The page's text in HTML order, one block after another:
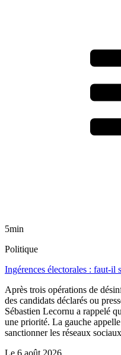
5min
Politique
Ingérences électorales : faut-il
Après trois opérations de
des candidats déclarés ou
Sébastien Lecornu a rappelé
une priorité. La gauche
sanctionner les réseaux
Le 6 août 2026